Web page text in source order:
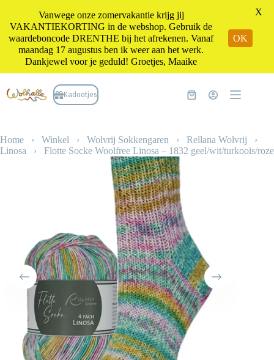
naar
de
Kadootjes Winkelwagen
Home › Winkel › Wolvrij Sokkengaren › Rellana Wolvrij ›
Linosa › Flotte Socke Woolfree Linosa – 1832 geel/wit/turkoois/roze
Vanwege onze zomervakantie krijg jij
VAKANTIEKORTING in de webshop. Gebruik de
waardeboncode DRENTHE bij het afrekenen. Vanaf
maandag 17 augustus ben ik weer aan het werk.
Dankjewel voor je geduld! Groetjes, Maaike
OK
X